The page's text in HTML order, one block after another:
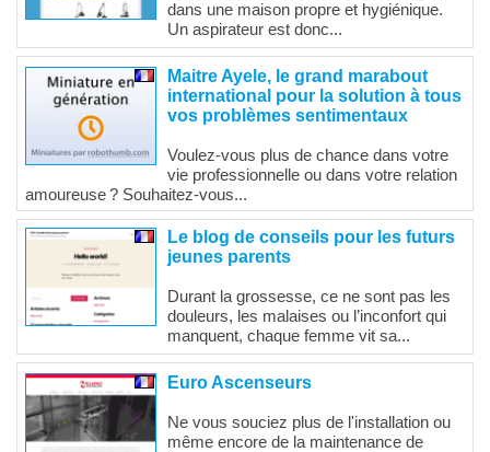
dans une maison propre et hygiénique.
Un aspirateur est donc...
Maitre Ayele, le grand marabout
international pour la solution à tous
vos problèmes sentimentaux
Voulez-vous plus de chance dans votre
vie professionnelle ou dans votre relation
amoureuse ? Souhaitez-vous...
Le blog de conseils pour les futurs
jeunes parents
Durant la grossesse, ce ne sont pas les
douleurs, les malaises ou l’inconfort qui
manquent, chaque femme vit sa...
Euro Ascenseurs
Ne vous souciez plus de l'installation ou
même encore de la maintenance de